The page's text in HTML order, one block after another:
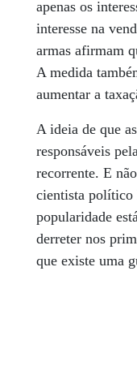
apenas os
interesse na
armas afirmam
A medida
aumentar a
A ideia de que
responsáveis
recorrente. E
cientista político
popularidade
derreter nos
que existe uma